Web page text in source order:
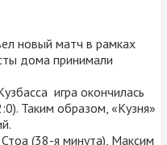
новый матч в рамках
дома принимали
игра окончилась
Таким образом, «Кузня»
(38-я минута), Максим